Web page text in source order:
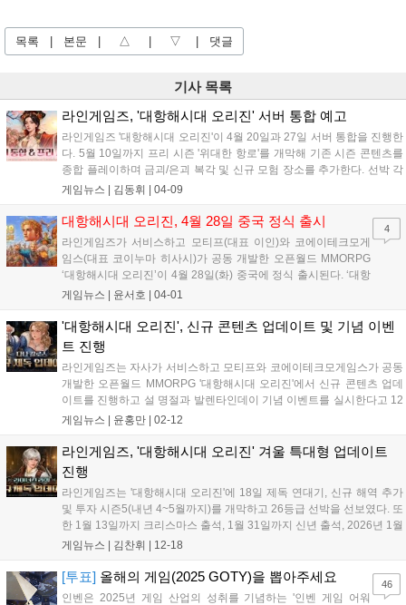
목록 본문 △ ▽ 댓글
기사 목록
라인게임즈, '대항해시대 오리진' 서버 통합 예고
라인게임즈 '대항해시대 오리진'이 4월 20일과 27일 서버 통합을 진행한
다. 5월 10일까지 프리 시즌 '위대한 항로'를 개막해 기존 시즌 콘텐츠를
종합 플레이하며 금괴/은괴 복각 및 신규 모험 장소를 추가한다. 선박 각
인 기능과 5월 12일까지 주화를 얻는 이벤트도 열린다....
게임뉴스 | 김동휘 04-09
대항해시대 오리진, 4월 28일 중국 정식 출시
라인게임즈가 서비스하고 모티프(대표 이인)와 코에이테크모게
임스(대표 코이누마 히사시)가 공동 개발한 오픈월드 MMORPG
‘대항해시대 오리진’이 4월 28일(화) 중국에 정식 출시된다. ‘대항
해시대 오리진’은 16세기 대항해시대에서 펼쳐지는 무역, 전투,
징이다. 현지 서비스명은 ‘대항해시대:...
게임뉴스 | 윤서호 04-01
4
'대항해시대 오리진', 신규 콘텐츠 업데이트 및 기념 이벤
트 진행
라인게임즈는 자사가 서비스하고 모티프와 코에이테크모게임스가 공동
개발한 오픈월드 MMORPG '대항해시대 오리진'에서 신규 콘텐츠 업데
이트를 진행하고 설 명절과 발렌타인데이 기념 이벤트를 실시한다고 12
일 밝혔다. 먼저 신규 제독 연대기가 추가됐다. 이번 주인공은 스웨덴 상
행방과 부...
게임뉴스 | 윤홍만 02-12
라인게임즈, '대항해시대 오리진' 겨울 특대형 업데이트
진행
라인게임즈는 '대항해시대 오리진'에 18일 제독 연대기, 신규 해역 추가
및 투자 시즌5(내년 4~5월까지)를 개막하고 26등급 선박을 선보였다. 또
한 1월 13일까지 크리스마스 출석, 1월 31일까지 신년 출석, 2026년 1월
1일 핫타임 등 다양한 연말연시 이벤트도 진행된다....
게임뉴스 | 김찬휘 12-18
[투표] 올해의 게임(2025 GOTY)을 뽑아주세요
인벤은 2025년 게임 산업의 성취를 기념하는 '인벤 게임 어워
46